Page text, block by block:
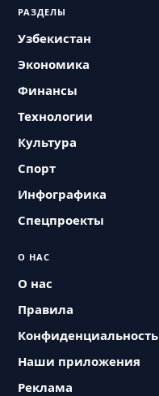
РАЗДЕЛЫ
Узбекистан
Экономика
Финансы
Технологии
Культура
Спорт
Инфографика
Спецпроекты
О НАС
О нас
Правила
Конфиденциальность
Наши приложения
Реклама